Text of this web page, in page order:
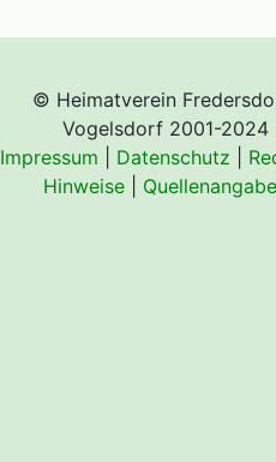
© Heimatverein
Vogelsdorf 2001-2024
Impressum Datenschutz
Hinweise|